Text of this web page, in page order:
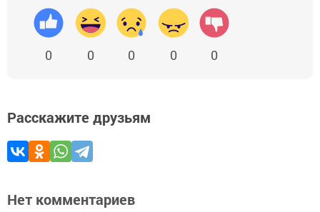
0 0 0 0 0
Расскажите друзьям
Нет комментариев